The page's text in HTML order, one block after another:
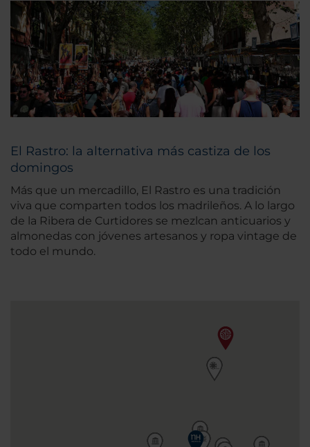
El Rastro: la alternativa más castiza de los
domingos
Más que un mercadillo, El Rastro es una tradición
viva que comparten todos los madrileños. A lo largo
de la Ribera de Curtidores se mezlcan anticuarios y
almonedas con jóvenes artesanos y ropa vintage de
todo el mundo.